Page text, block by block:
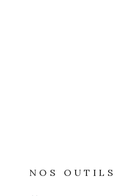
NOS OUTILS